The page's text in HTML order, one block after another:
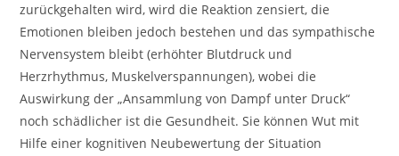
zurückgehalten wird, wird die Reaktion zensiert, die
Emotionen bleiben jedoch bestehen und das sympathische
Nervensystem bleibt (erhöhter Blutdruck und
Herzrhythmus, Muskelverspannungen), wobei die
Auswirkung der „Ansammlung von Dampf unter Druck“
noch schädlicher ist die Gesundheit. Sie können Wut mit
Hilfe einer kognitiven Neubewertung der Situation